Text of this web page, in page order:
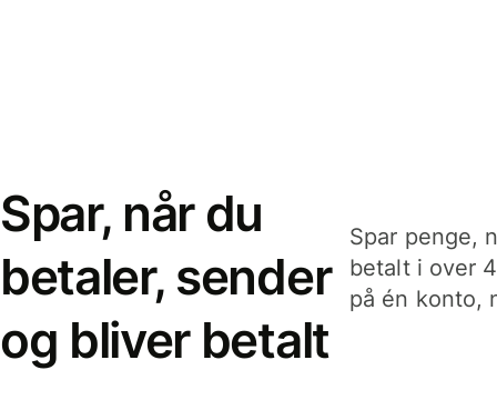
Spar, når du
betaler, sender
og bliver betalt
Spar penge,
betalt i over
på én konto,